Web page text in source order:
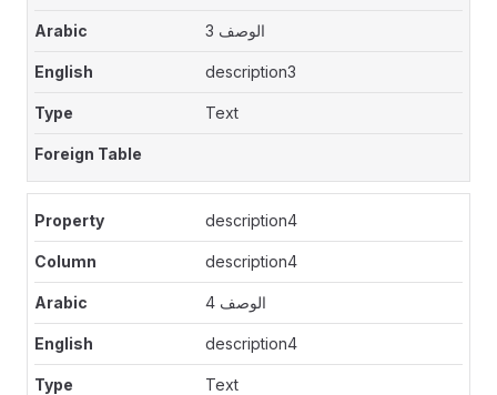
الوصف 3
description3
Text
description4
description4
الوصف 4
description4
Text